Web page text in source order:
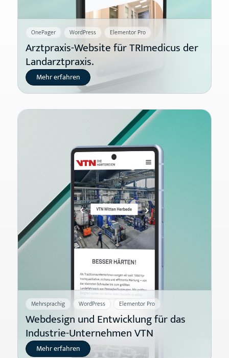
OnePager WordPress Elementor Pro
Arztpraxis-Website für TRImedicus der
Landarztpraxis.
Mehr erfahren
Mehrsprachig WordPress Elementor Pro
Webdesign und Entwicklung für das
Industrie-Unternehmen VTN
Mehr erfahren